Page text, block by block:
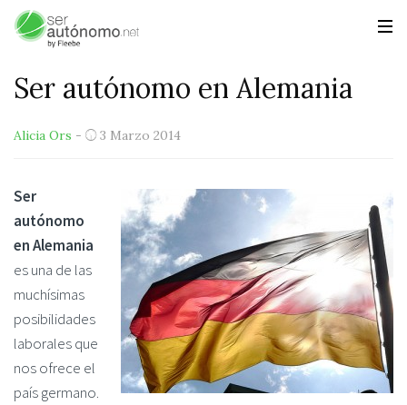
Ser autónomo en Alemania
Alicia Ors - 3 Marzo 2014
Ser
autónomo
en Alemania
es una de las
muchísimas
posibilidades
laborales que
nos ofrece el
país germano.